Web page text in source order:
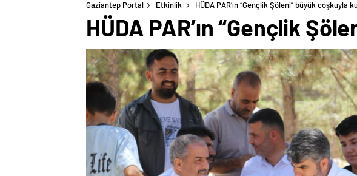
Gaziantep Portal Etkinlik HÜDA PAR’ın “Gençlik Şöleni” büyük coşkuyla
HÜDA PAR’ın “Gençlik